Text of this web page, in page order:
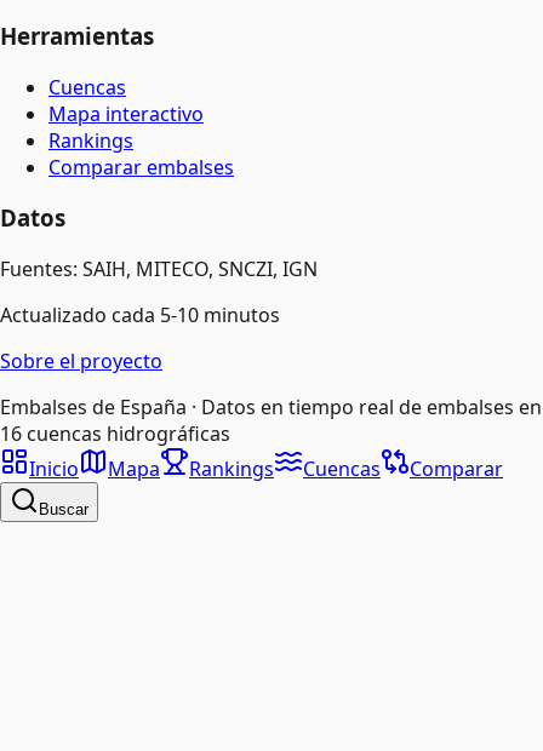
Herramientas
Cuencas
Mapa interactivo
Rankings
Comparar embalses
Datos
Fuentes: SAIH, MITECO, SNCZI, IGN
Actualizado cada 5-10 minutos
Sobre el proyecto
Embalses de España · Datos en tiempo real de embalses en
16 cuencas hidrográficas
Inicio
Mapa Rankings Cuencas Comparar
Buscar